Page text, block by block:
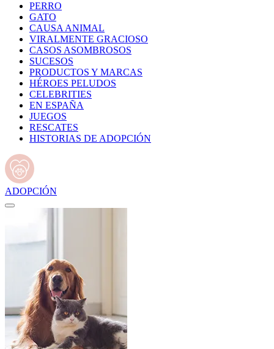
PERRO
GATO
CAUSA ANIMAL
VIRALMENTE GRACIOSO
CASOS ASOMBROSOS
SUCESOS
PRODUCTOS Y MARCAS
HÉROES PELUDOS
CELEBRITIES
EN ESPAÑA
JUEGOS
RESCATES
HISTORIAS DE ADOPCIÓN
ADOPCIÓN